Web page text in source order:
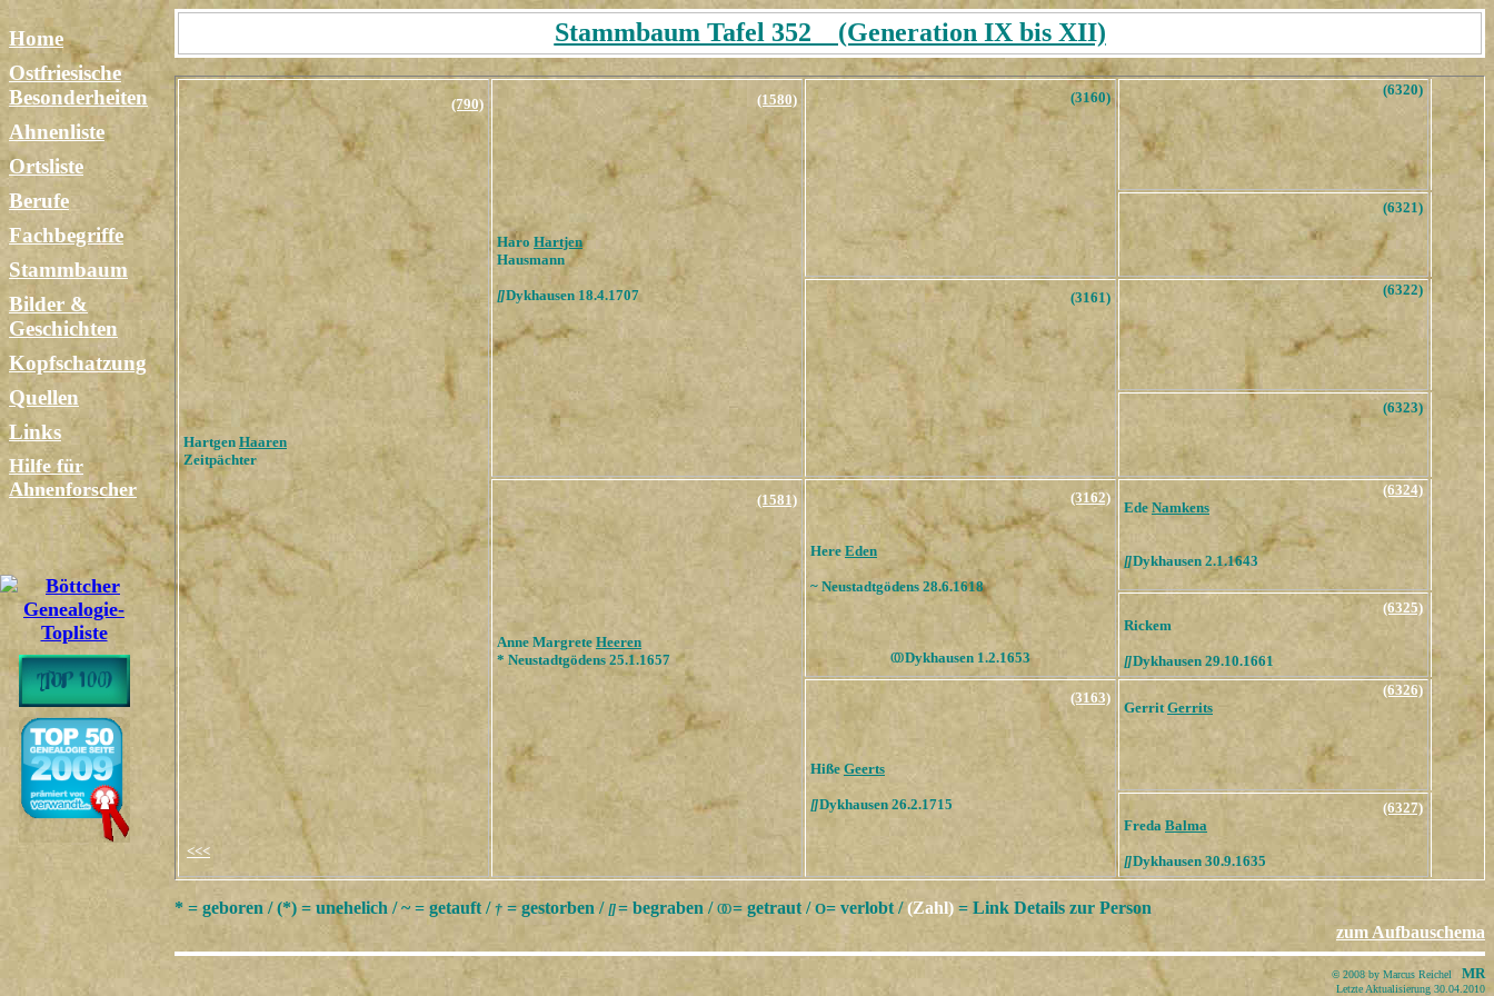
Home
Ostfriesische
Besonderheiten
Ahnenliste
Ortsliste
Berufe
Fachbegriffe
Stammbaum
Bilder &
Geschichten
Kopfschatzung
Quellen
Links
Hilfe für
Ahnenforscher
Stammbaum Tafel 352 (Generation IX bis XII)
(790)
Hartgen Haaren
Zeitpächter
<<<
(1580)
Haro Hartjen
Hausmann
[] Dykhausen 18.4.1707
(3160) (6320)
(6321)
(3161) (6322)
(6323)
(1581)
Anne Margrete Heeren
* Neustadtgödens 25.1.1657
(3162)
Here Eden
~ Neustadtgödens 28.6.1618
ОО Dykhausen 1.2.1653
(6324)
Ede Namkens
[] Dykhausen 2.1.1643
(6325)
Rickem
[] Dykhausen 29.10.1661
(3163)
Hiße Geerts
[] Dykhausen 26.2.1715
(6326)
GerritGerrits
(6327)
Freda Balma
[] Dykhausen 30.9.1635
* = geboren / (*) = unehelich / ~ = getauft / † = gestorben / [] = begraben / ОО = getraut / О = verlobt /(Zahl) = Link Details zur Person
zum Aufbauschema
©2008 by Marcus Reichel MR
Letzte Aktualisierung 30.04.2010